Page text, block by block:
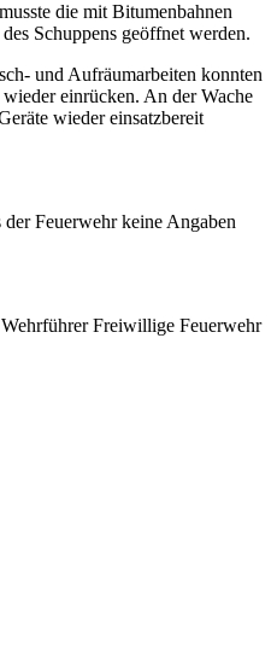
die mit Bitumenbahnen
Schuppens geöffnet werden.
und Aufräumarbeiten konnten
einrücken. An der Wache
wieder einsatzbereit
Feuerwehr keine Angaben
Freiwillige Feuerwehr